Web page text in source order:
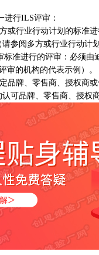
行ILS评审：
行业行动计划的标准进
参阅多方或行业行动计
进行的评审：必须由
审的机构的代表示例）。
牌、零售商、授权商或
可品牌、零售商、授权